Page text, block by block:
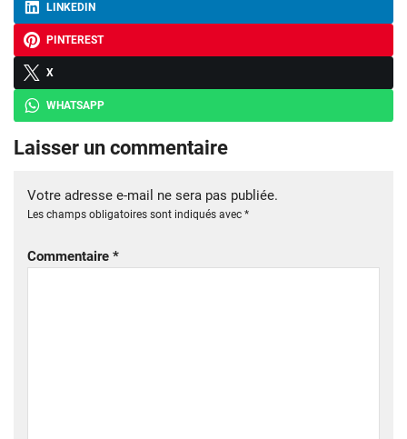
LINKEDIN
PINTEREST
X
WHATSAPP
Laisser un commentaire
Votre adresse e-mail ne sera pas publiée.
Les champs obligatoires sont indiqués avec *
Commentaire *